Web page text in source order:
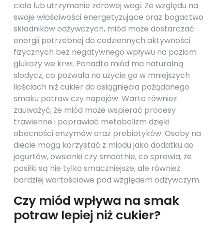
ciała lub utrzymanie zdrowej wagi. Ze względu na
swoje właściwości energetyzujące oraz bogactwo
składników odżywczych, miód może dostarczać
energii potrzebnej do codziennych aktywności
fizycznych bez negatywnego wpływu na poziom
glukozy we krwi. Ponadto miód ma naturalną
słodycz, co pozwala na użycie go w mniejszych
ilościach niż cukier do osiągnięcia pożądanego
smaku potraw czy napojów. Warto również
zauważyć, że miód może wspierać procesy
trawienne i poprawiać metabolizm dzięki
obecności enzymów oraz prebiotyków. Osoby na
diecie mogą korzystać z miodu jako dodatku do
jogurtów, owsianki czy smoothie, co sprawia, że
posiłki są nie tylko smaczniejsze, ale również
bardziej wartościowe pod względem odżywczym.
Czy miód wpływa na smak
potraw lepiej niż cukier?